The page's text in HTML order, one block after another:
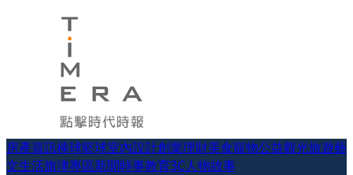
房產資訊棒球籃球室內設計創業理財美食寵物公益觀光旅遊藝
文生活旗津專區新聞時事教育3C人物故事